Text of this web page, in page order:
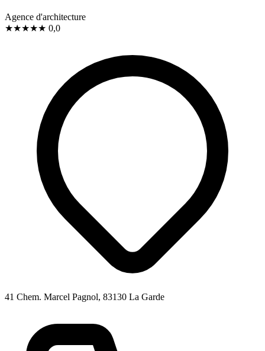
Agence d'architecture
★★★★★ 0,0
41 Chem. Marcel Pagnol, 83130 La Garde